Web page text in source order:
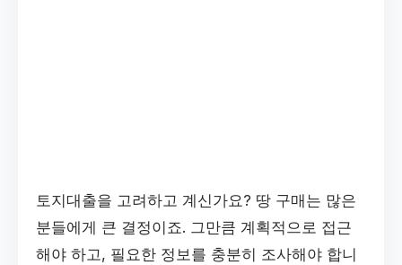
토지대출을 고려하고 계신가요? 땅 구매는 많은
분들에게 큰 결정이죠. 그만큼 계획적으로 접근
해야 하고, 필요한 정보를 충분히 조사해야 합니